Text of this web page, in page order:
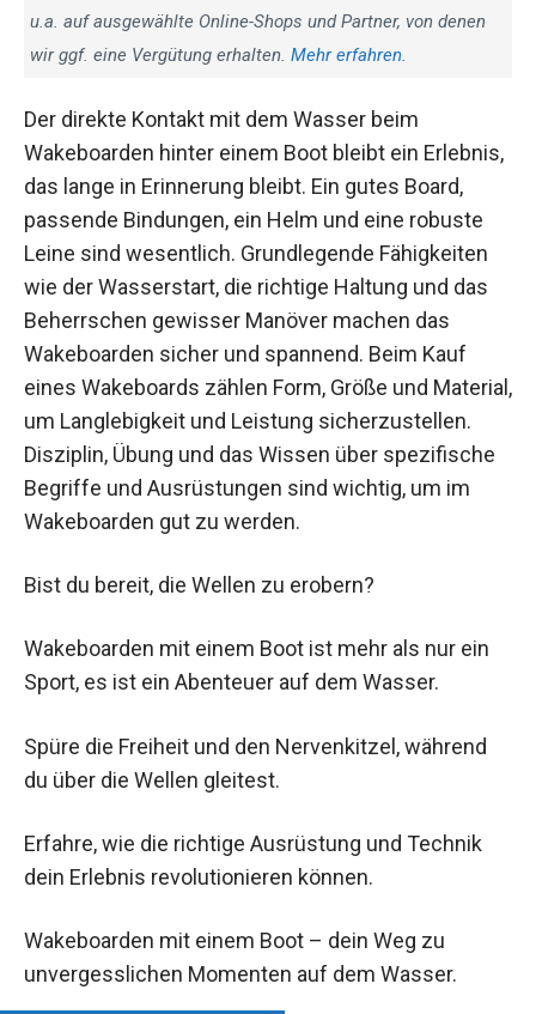
u.a. auf ausgewählte Online-Shops und Partner, von denen
wir ggf. eine Vergütung erhalten. Mehr erfahren.
Der direkte Kontakt mit dem Wasser beim
Wakeboarden hinter einem Boot bleibt ein Erlebnis,
das lange in Erinnerung bleibt. Ein gutes Board,
passende Bindungen, ein Helm und eine robuste
Leine sind wesentlich. Grundlegende Fähigkeiten
wie der Wasserstart, die richtige Haltung und das
Beherrschen gewisser Manöver machen das
Wakeboarden sicher und spannend. Beim Kauf
eines Wakeboards zählen Form, Größe und Material,
um Langlebigkeit und Leistung sicherzustellen.
Disziplin, Übung und das Wissen über spezifische
Begriffe und Ausrüstungen sind wichtig, um im
Wakeboarden gut zu werden.
Bist du bereit, die Wellen zu erobern?
Wakeboarden mit einem Boot ist mehr als nur ein
Sport, es ist ein Abenteuer auf dem Wasser.
Spüre die Freiheit und den Nervenkitzel, während
du über die Wellen gleitest.
Erfahre, wie die richtige Ausrüstung und Technik
dein Erlebnis revolutionieren können.
Wakeboarden mit einem Boot – dein Weg zu
unvergesslichen Momenten auf dem Wasser.